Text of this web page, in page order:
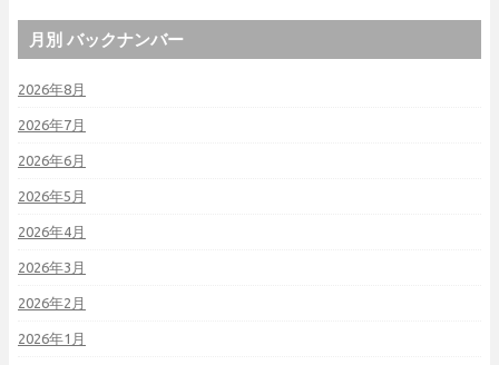
月別 バックナンバー
2026年8月
2026年7月
2026年6月
2026年5月
2026年4月
2026年3月
2026年2月
2026年1月